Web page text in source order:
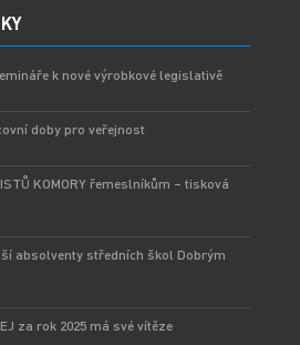
k nové výrobkové legislativě
doby pro veřejnost
KOMORY řemeslníkům – tisková
absolventy středních škol Dobrým
za rok 2025 má své vítěze